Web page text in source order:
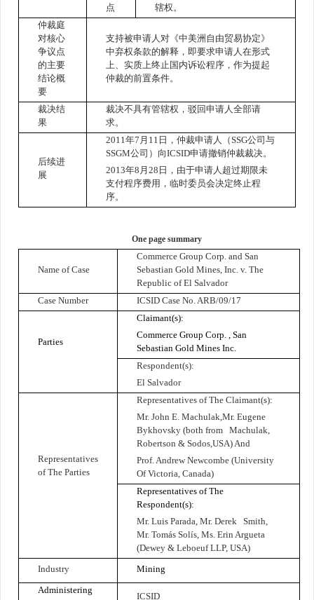
点
辖权。
仲裁庭
对核心
争议点
的主要
结论概
要
支持被申请人对《中美洲自由贸易协定》
中弃权条款的解释，即要求申请人在形式
上、实质上终止国内诉讼程序，作为提起
仲裁的前置条件。
裁决结
果
裁决不具有管辖权，驳回申请人全部请
求。
后续进
展
2011年7 月 11 日，仲裁申请人（SSG公司与
SSGM公司）向ICSID申请撤销仲裁裁决。
2013年8 月 28 日 ，由于申请人超过期限未
支付程序费用，临时委员会决定终止程
序。
One page summary
Name of Case
Commerce Group Corp. and San
Sebastian Gold Mines, Inc. v. The
Republic of El Salvador
Case Number
ICSID Case No. ARB/09/17
Parties
Claimant(s):
Commerce Group Corp. , San
Sebastian Gold Mines Inc.
Respondent(s):
El Salvador
Representatives
of The Parties
Representatives of The Claimant(s):
Mr. John E. Machulak,Mr. Eugene
Bykhovsky (both from Machulak,
Robertson & Sodos,USA) And
Prof. Andrew Newcombe (University
Of Victoria, Canada)
Representatives of The
Respondent(s):
Mr. Luis Parada, Mr. Derek Smith,
Mr. Tomás Solís, Ms. Erin Argueta
(Dewey & Leboeuf LLP, USA)
Industry
Mining
Administering
ICSID